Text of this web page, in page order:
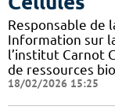
Responsable de
Information sur
l’institut Carnot
de ressources
18/02/2026 15:25